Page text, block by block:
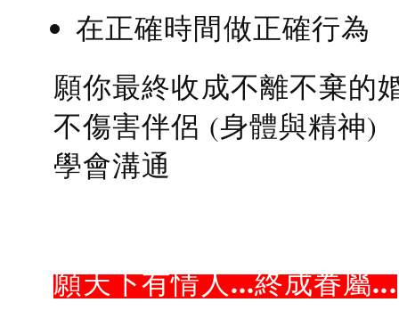
在正確時間做正確行為
願你最終收成不離不棄的
不傷害伴侶 (身體與精神)
學會溝通
願天下有情人...終成眷屬...